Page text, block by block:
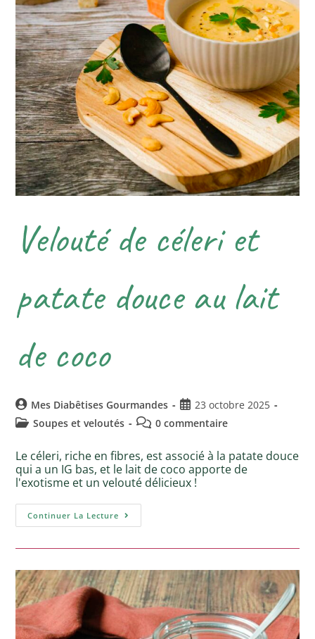
Velouté de céleri et
patate douce au lait
de coco
Mes Diabêtises Gourmandes
23 octobre 2025
Soupes et veloutés
0 commentaire
Le céleri, riche en fibres, est associé à la patate douce
qui a un IG bas, et le lait de coco apporte de
l'exotisme et un velouté délicieux !
Continuer La Lecture